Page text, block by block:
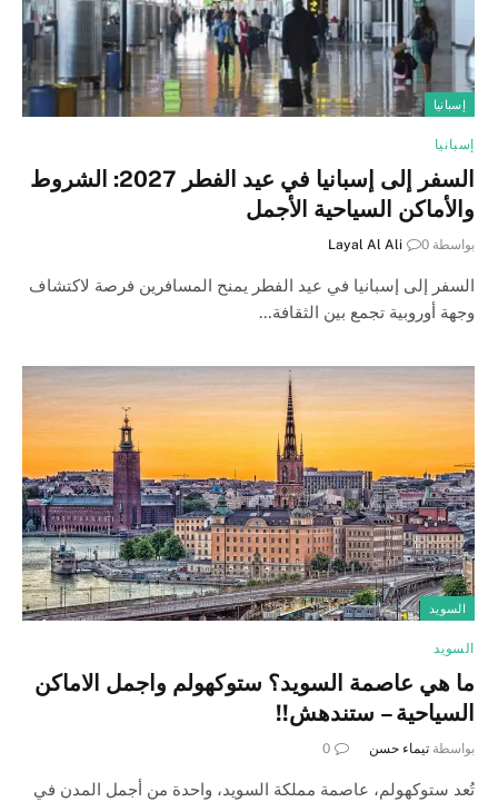
إسبانيا
إسبانيا
السفر إلى إسبانيا في عيد الفطر 2027: الشروط
والأماكن السياحية الأجمل
بواسطة Layal Al Ali 0
السفر إلى إسبانيا في عيد الفطر يمنح المسافرين فرصة لاكتشاف
وجهة أوروبية تجمع بين الثقافة…
السويد
السويد
ما هي عاصمة السويد؟ ستوكهولم واجمل الاماكن
السياحية – ستندهش!!
بواسطة تيماء حسن 0
تُعد ستوكهولم، عاصمة مملكة السويد، واحدة من أجمل المدن في